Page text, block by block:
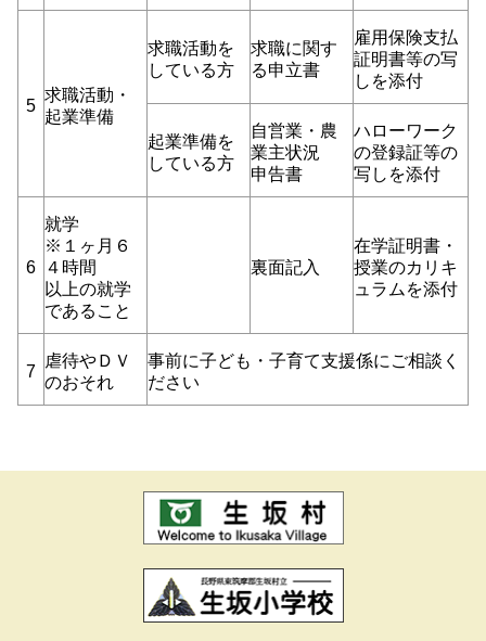
5
求職活動・
起業準備
求職活動を
している方
求職に関す
る申立書
雇用保険支払
証明書等の写
しを添付
起業準備を
している方
自営業・農
業主状況
申告書
ハローワーク
の登録証等の
写しを添付
6
就学
※１ヶ月６
４時間
以上の就学
であること
裏面記入
在学証明書・
授業のカリキ
ュラムを添付
7
虐待やＤＶ
のおそれ
事前に子ども・子育て支援係にご相談く
ださい